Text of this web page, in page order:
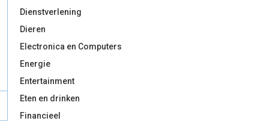
Dienstverlening
Dieren
Electronica en Computers
Energie
Entertainment
Eten en drinken
Financieel